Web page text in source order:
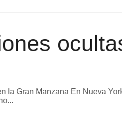
la Gran Manzana En Nueva